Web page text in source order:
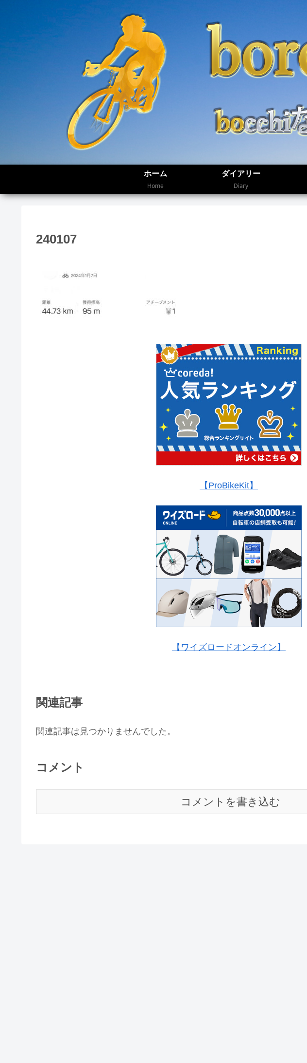
ホーム
Home
ダイアリー
Diary
240107
【ProBikeKit】
【ワイズロードオンライン】
関連記事
関連記事は見つかりませんでした。
コメント
コメントを書き込む